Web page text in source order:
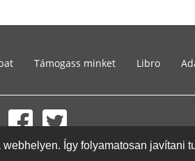
Így folyamatosan javítani
Támogass minket Libro
lernu.net |Impressum